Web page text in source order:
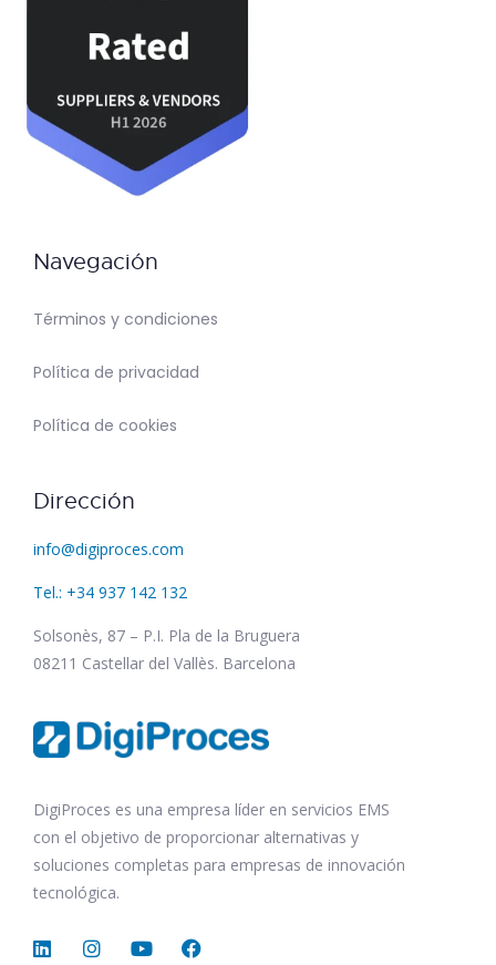
Navegación
Términos y condiciones
Política de privacidad
Política de cookies
Dirección
info@digiproces.com
Tel.: +34 937 142 132
Solsonès, 87 – P.I. Pla de la Bruguera
08211 Castellar del Vallès. Barcelona
DigiProces es una empresa líder en servicios EMS
con el objetivo de proporcionar alternativas y
soluciones completas para empresas de innovación
tecnológica.